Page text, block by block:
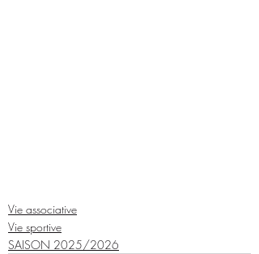
Vie associative
Vie sportive
SAISON 2025/2026